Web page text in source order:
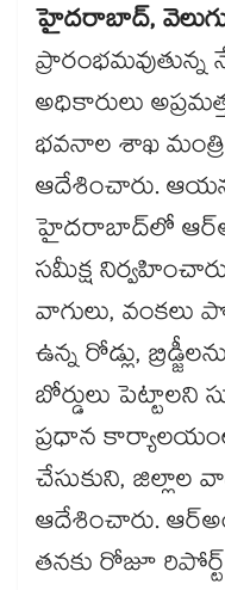
హైదరాబాద్,
అధికారులు
భవనాల శాఖ
ఆదేశించారు.
హైదరాబాద్‌‌లో
సమీక్ష
వాగులు, వంకలు
ఉన్న రోడ్లు,
బోర్డులు
ప్రధాన
చేసుకుని, జిల్లాల
ఆదేశించారు.
తనకు రోజూ